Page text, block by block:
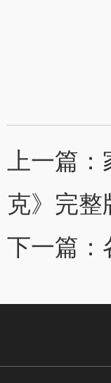
上一篇：
克》完整
下一篇：